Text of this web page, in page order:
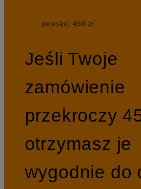
powyżej 450 zł
Jeśli Twoje
zamówienie
przekroczy
otrzymasz je
wygodnie do